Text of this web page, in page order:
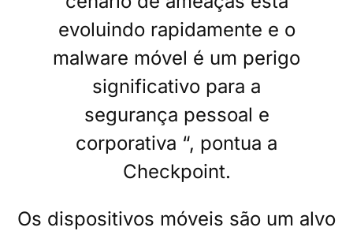
evoluindo rapidamente e o
malware móvel é um perigo
significativo para a
segurança pessoal e
corporativa “, pontua a
Checkpoint.
Os dispositivos móveis são um alvo